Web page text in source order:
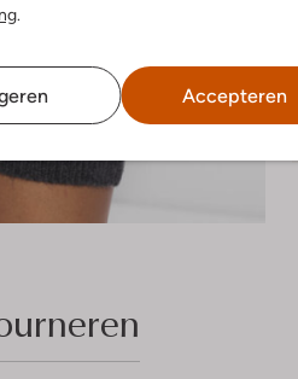
.
Accepteren